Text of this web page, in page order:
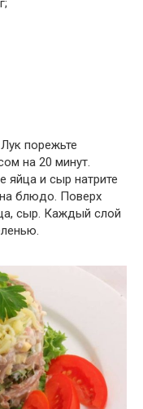
порежьте
на 20 минут.
яйца и сыр натрите
блюдо. Поверх
сыр. Каждый слой